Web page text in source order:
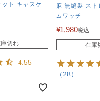
ト キャスケ
切れ
4.55
麻 無縫製 スト
ムワッチ
¥1,980税込
在庫
（28）